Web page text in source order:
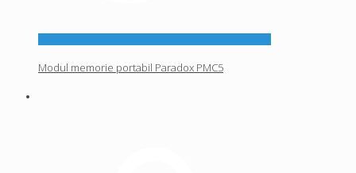
Modul memorie portabil Paradox PMC5